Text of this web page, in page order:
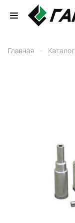
Главная – Каталог